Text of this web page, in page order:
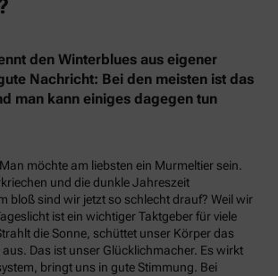
den Winterblues aus eigener
Nachricht: Bei den meisten ist das
man kann einiges dagegen tun
möchte am liebsten ein Murmeltier sein.
und die dunkle Jahreszeit
bloß sind wir jetzt so schlecht drauf? Weil wir
ist ein wichtiger Taktgeber für viele
die Sonne, schüttet unser Körper das
Das ist unser Glücklichmacher. Es wirkt
bringt uns in gute Stimmung. Bei